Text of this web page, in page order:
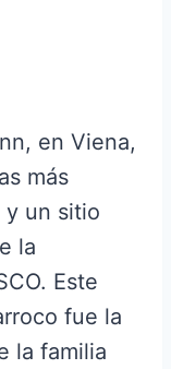
en Viena,
más
y un sitio
la
Este
fue la
la familia